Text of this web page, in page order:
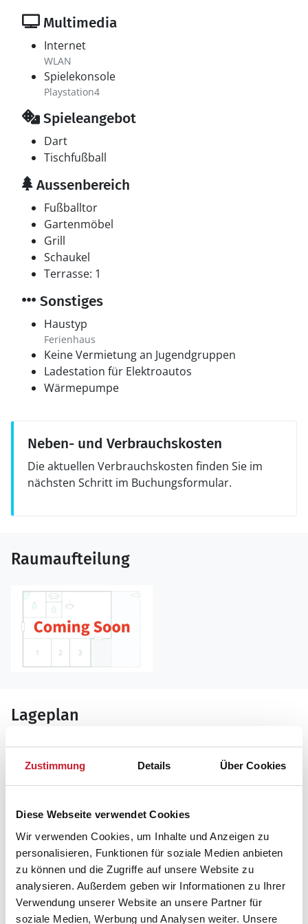
Zustimmung Details Über Cookies
Diese Webseite verwendet Cookies
Wir verwenden Cookies, um Inhalte und Anzeigen zu
personalisieren, Funktionen für soziale Medien anbieten
zu können und die Zugriffe auf unsere Website zu
analysieren. Außerdem geben wir Informationen zu Ihrer
Verwendung unserer Website an unsere Partner für
soziale Medien, Werbung und Analysen weiter. Unsere
Multimedia
Internet
WLAN
Spielekonsole
Playstation4
Spieleangebot
Dart
Tischfußball
Aussenbereich
Fußballtor
Gartenmöbel
Grill
Schaukel
Terrasse: 1
Sonstiges
Haustyp
Ferienhaus
Keine Vermietung an Jugendgruppen
Ladestation für Elektroautos
Wärmepumpe
Neben- und Verbrauchskosten
Die aktuellen Verbrauchskosten finden Sie im
nächsten Schritt im Buchungsformular.
Raumaufteilung
Lageplan
Adresse
Ferienhaus A20186
Rapsmarken 5
9970 Strandby